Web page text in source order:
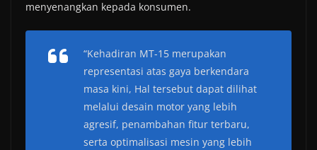
menyenangkan kepada konsumen.
“Kehadiran MT-15 merupakan
representasi atas gaya berkendara
masa kini, Hal tersebut dapat dilihat
melalui desain motor yang lebih
agresif, penambahan fitur terbaru,
serta optimalisasi mesin yang lebih